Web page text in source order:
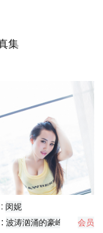
集
闵妮
波涛汹涌的豪峰 会员